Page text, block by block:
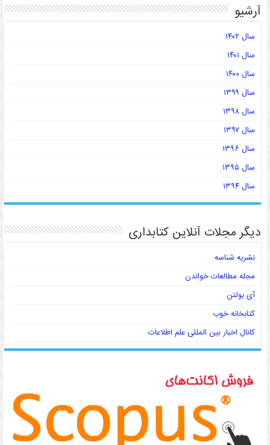
آرشیو
سال ۱۴۰۲
سال ۱۴۰۱
سال ۱۴۰۰
سال ۱۳۹۹
سال ۱۳۹۸
سال ۱۳۹۷
سال ۱۳۹۶
سال ۱۳۹۵
سال ۱۳۹۴
دیگر مجلات آنلاین کتابداری
نشریه شناسه
مجله مطالعات خواندن
آی بولتن
کتابخانه خوب
کانال اخبار بین المللی علم اطلاعات